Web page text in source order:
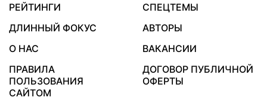
РЕЙТИНГИ
СПЕЦТЕМЫ
ДЛИННЫЙ ФОКУС
АВТОРЫ
О НАС
ВАКАНСИИ
ПРАВИЛА
ПОЛЬЗОВАНИЯ
САЙТОМ
ДОГОВОР ПУБЛИЧНОЙ
ОФЕРТЫ